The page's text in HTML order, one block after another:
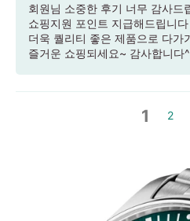
회원님 소중한 후기 너무 감사드
쇼핑지원 포인트 지급해드립니
더욱 퀄리티 좋은 제품으로 다가
즐거운 쇼핑되세요~ 감사합니다
1 2